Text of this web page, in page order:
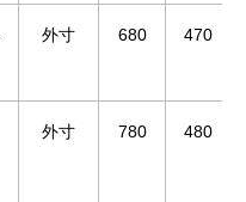
外寸 680 470
外寸 780 480